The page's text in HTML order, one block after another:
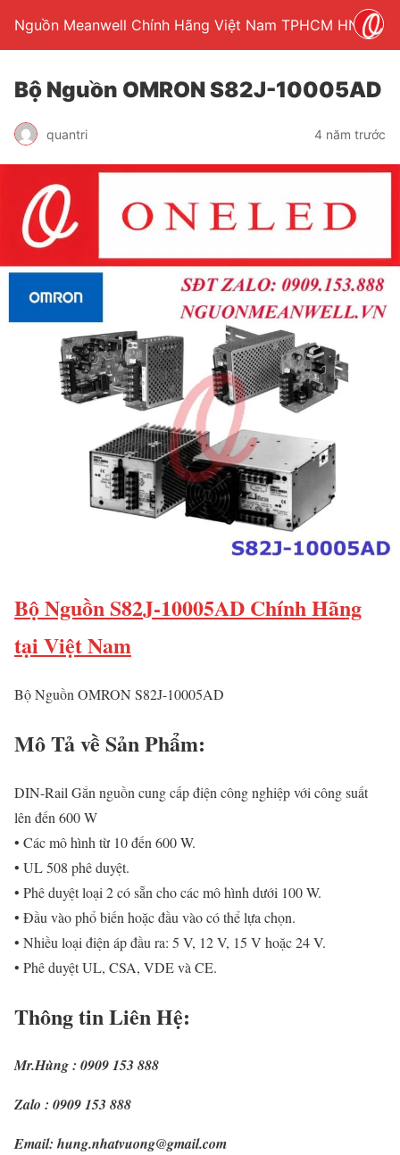
Nguồn Meanwell Chính Hãng Việt Nam TPHCM HN
Bộ Nguồn OMRON S82J-10005AD
quantri 4 năm trước
Bộ Nguồn S82J-10005AD Chính Hãng
tại Việt Nam
Bộ Nguồn OMRON S82J-10005AD
Mô Tả về Sản Phẩm:
DIN-Rail Gắn nguồn cung cấp điện công nghiệp với công suất
lên đến 600 W
• Các mô hình từ 10 đến 600 W.
• UL 508 phê duyệt.
• Phê duyệt loại 2 có sẵn cho các mô hình dưới 100 W.
• Đầu vào phổ biến hoặc đầu vào có thể lựa chọn.
• Nhiều loại điện áp đầu ra: 5 V, 12 V, 15 V hoặc 24 V.
• Phê duyệt UL, CSA, VDE và CE.
Thông tin Liên Hệ:
Mr.Hùng : 0909 153 888
Zalo : 0909 153 888
Email: hung.nhatvuong@gmail.com